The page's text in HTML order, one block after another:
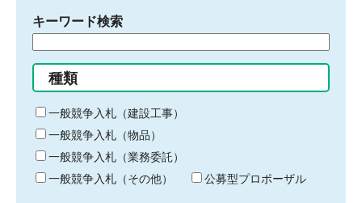
キーワード検索
る
キ
ー
ワ
ー
ド
種類
一般競争入札（建設工事）
一般競争入札（物品）
一般競争入札（業務委託）
一般競争入札（その他）
公募型プロポーザル